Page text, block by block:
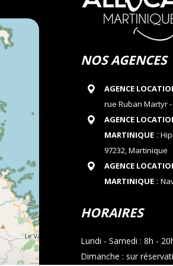
NOS AGENCES
AGENCE
rue Ruban Martyr
AGENCE
MARTINIQUE:
97232, Martinique
AGENCE
MARTINIQUE:
HORAIRES
Lundi - Samedi : 8h -
Dimanche : sur